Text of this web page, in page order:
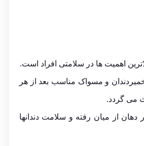
اهمیت ها در سلامتی افراد است.
و مسواک مناسب بعد از هر
می گردد.
از میان رفته و سلامت دندانها